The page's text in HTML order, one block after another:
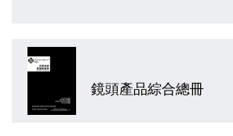
鏡頭產品綜合總冊